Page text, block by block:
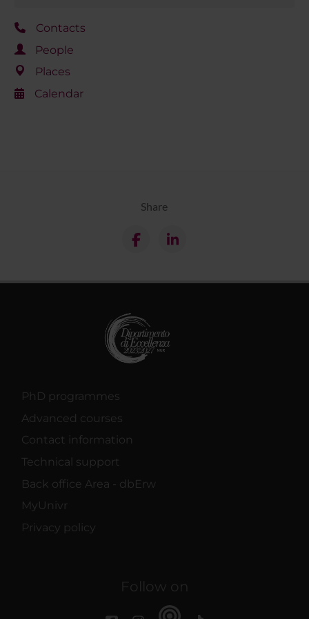
Contacts
People
Places
Calendar
Share
PhD programmes
Advanced courses
Contact information
Technical support
Back office Area - dbErw
MyUnivr
Privacy policy
Follow on